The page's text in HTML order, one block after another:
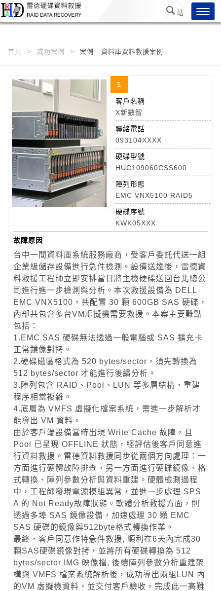
/**/
站
內搜
首頁 成功案例 案例 - 資料庫資料救援案例
1
客戶名稱
X新數智
聯絡電話
093104XXXX
硬碟型號
HUC109060CSS600
陣列形態
EMC VNX5100 RAID5
硬碟序號
KWK05XXX
故障原因
台中一間資料庫系統服務廠商，受客戶委託代送一組
企業級儲存設備進行急件檢測。設備送達後，雷德資
料救援工程師立即安排當日將主機硬碟送回台北總公
司進行進一步檢測與分析。本次救援設備為 DELL
EMC VNX5100，共配置 30 顆 600GB SAS 硬碟，
內部共包含多台VM虛擬機需要救援。本案主要難點
包括：
1.EMC SAS 硬碟無法透過一般電腦或 SAS 擴充卡
正常鏡像對拷。
2.硬碟磁區格式為 520 bytes/sector，須先轉換為
512 bytes/sector 才能進行後續分析。
3.陣列包含 RAID、Pool、LUN 等多層結構，重建
程序相當複雜。
4.底層為 VMFS 虛擬化檔案系統，需進一步解析才
能導出 VM 資料。
由於客戶端設備當時出現 Write Cache 故障，且
Pool 已呈現 OFFLINE 狀態，經評估後客戶同意進
行資料救援。雷德資料救援同步從兩個方向處理：一
方面進行硬體故障排查，另一方面進行硬碟鏡像、格
式轉換、陣列參數分析與資料重建。硬體檢測過程
中，工程師發現電源模組異常，並進一步處理 SPS
A 的 Not Ready故障狀態。軟體分析救援方面，則
透過多埠 SAS 鏡像設備，加速處理 30 顆 EMC
SAS 硬碟的鏡像與512byte格式轉換作業。
最終，客戶同意作特急件救援, 順利在6天內完成30
顆SAS硬碟鏡像對拷，並將所有硬碟轉換為 512
bytes/sector IMG 映像檔, 後續陣列參數分析重建架
構與 VMFS 檔案系統解析後，成功導出兩組LUN 內
的VM 虛擬機資料，並交付客戶驗收，完成此一高難